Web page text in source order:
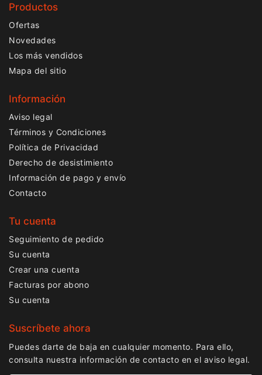
Productos
Ofertas
Novedades
Los más vendidos
Mapa del sitio
Información
Aviso legal
Términos y Condiciones
Política de Privacidad
Derecho de desistimiento
Información de pago y envío
Contacto
Tu cuenta
Seguimiento de pedido
Su cuenta
Crear una cuenta
Facturas por abono
Su cuenta
Suscríbete ahora
Puedes darte de baja en cualquier momento. Para ello,
consulta nuestra información de contacto en el aviso legal.